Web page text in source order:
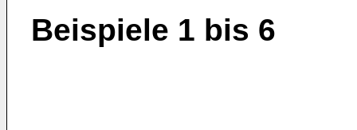
Beispiele 1 bis 6